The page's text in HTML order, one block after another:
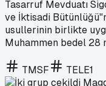
Tasarruf Mevduatı
ve İktisadi
usullerinin birlikte
Muhammen bedel
TMSF TELE1